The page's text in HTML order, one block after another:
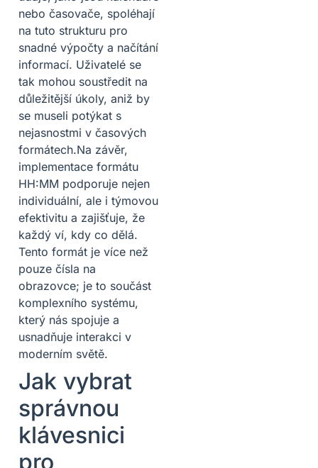
nebo časovače, spoléhají
na tuto strukturu pro
snadné výpočty a načítání
informací. Uživatelé se
tak mohou soustředit na
důležitější úkoly, aniž by
se museli potýkat s
nejasnostmi v časových
formátech.Na závěr,
implementace formátu
HH:MM podporuje nejen
individuální, ale i týmovou
efektivitu a zajišťuje, že
každý ví, kdy co dělá.
Tento formát je více než
pouze čísla na
obrazovce; je to součást
komplexního systému,
který nás spojuje a
usnadňuje interakci v
moderním světě.
Jak vybrat
správnou
klávesnici
pro